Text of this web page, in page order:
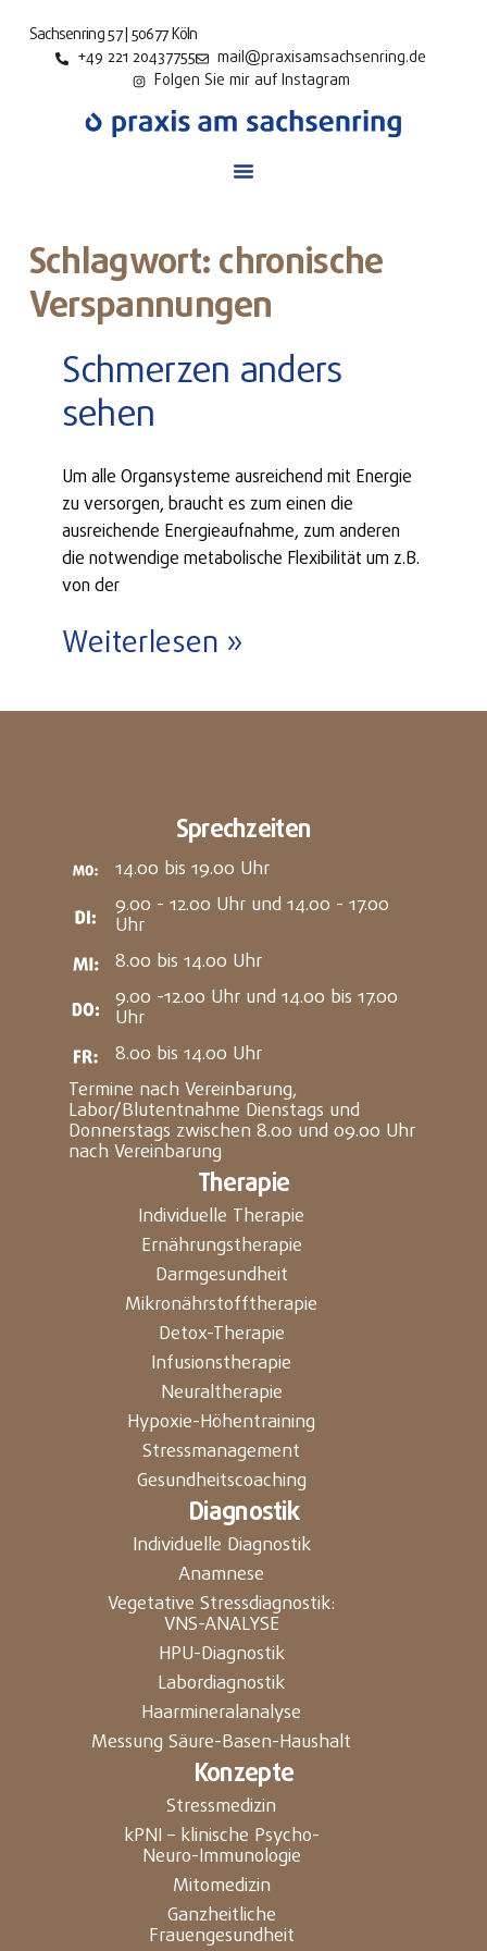
Sachsenring 57 | 50677 Köln
+49 221 20437755
mail@praxisamsachsenring.de
Folgen Sie mir auf Instagram
Schlagwort: chronische
Verspannungen
Schmerzen anders
sehen
Um alle Organsysteme ausreichend mit Energie
zu versorgen, braucht es zum einen die
ausreichende Energieaufnahme, zum anderen
die notwendige metabolische Flexibilität um z.B.
von der
Weiterlesen »
Konzepte
Stressmedizin
kPNI – klinische Psycho-
Neuro-Immunologie
Mitomedizin
Ganzheitliche
Frauengesundheit
Diagnostik
Individuelle Diagnostik
Anamnese
Vegetative Stressdiagnostik:
VNS-ANALYSE
HPU-Diagnostik
Labordiagnostik
Haarmineralanalyse
Messung Säure-Basen-Haushalt
Therapie
Individuelle Therapie
Ernährungstherapie
Darmgesundheit
Mikronährstofftherapie
Detox-Therapie
Infusionstherapie
Neuraltherapie
Hypoxie-Höhentraining
Stressmanagement
Gesundheitscoaching
Sprechzeiten
14.00 bis 19.00 Uhr
9.00 - 12.00 Uhr und 14.00 - 17.00
Uhr
8.00 bis 14.00 Uhr
9.00 -12.00 Uhr und 14.00 bis 17.00
Uhr
8.00 bis 14.00 Uhr
Termine nach Vereinbarung,
Labor/Blutentnahme Dienstags und
Donnerstags zwischen 8.00 und 09.00 Uhr
nach Vereinbarung